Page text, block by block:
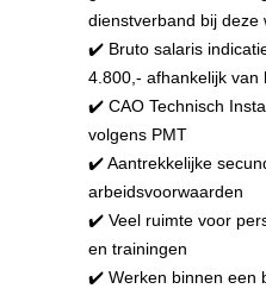
dienstverband bij deze
✔️ Bruto salaris
4.800,- afhankelijk van
✔️ CAO Technisch
volgens PMT
✔️ Aantrekkelijke
arbeidsvoorwaarden
✔️ Veel ruimte voor
en trainingen
✔️ Werken binnen een